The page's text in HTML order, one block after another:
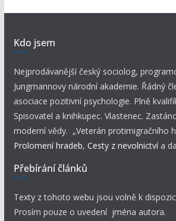
Kdo jsem
Nejprodávanější český sociolog,
Jungmannovy národní akademie. Řádný
asociace pozitivní psychologie. Plně
Spisovatel a knihkupec. Vlastenec.
moderní vědy. „Veterán protimigračního
Prolomení hradeb, Cesty z nevolnictví a
Přebírání článků
Texty z tohoto webu jsou volně k
Prosím pouze o uvedení jména autora.